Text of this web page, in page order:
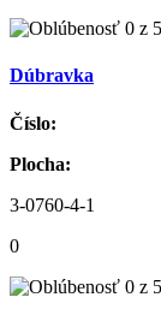
Dúbravka
Číslo:
Plocha:
3-0760-4-1
0